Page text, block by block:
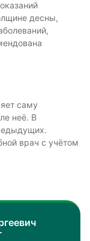
десны,
саму
неё. В
врач с учётом